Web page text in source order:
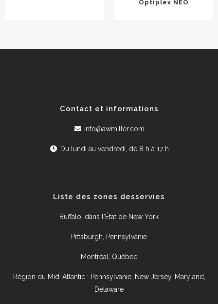
Optiplex NEO
Contact et informations
info@awmiller.com
Du lundi au vendredi, de 8 h à 17 h
Liste des zones desservies
Buffalo, dans l'État de New York
Pittsburgh, Pennsylvanie
Montréal, Québec
Région du Mid-Atlantic : Pennsylvanie, New Jersey, Maryland,
Delaware